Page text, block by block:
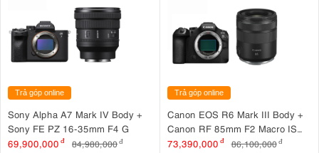
dung chuyên nghiệp.
Trả góp online
Sony Alpha A7 Mark IV Body +
Sony FE PZ 16-35mm F4 G
69,900,000 đ 84,980,000đ
Trả góp online
Canon EOS R6 Mark III Body +
Canon RF 85mm F2 Macro IS
STM
73,390,000 đ 86,100,000 đ